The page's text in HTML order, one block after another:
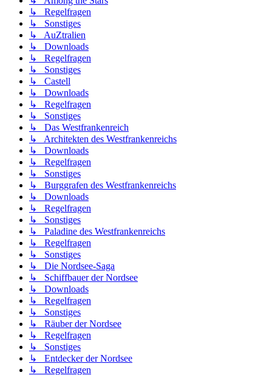
↳ Regelfragen
↳ Sonstiges
↳ AuZtralien
↳ Downloads
↳ Regelfragen
↳ Sonstiges
↳ Castell
↳ Downloads
↳ Regelfragen
↳ Sonstiges
↳ Das Westfrankenreich
↳ Architekten des Westfrankenreichs
↳ Downloads
↳ Regelfragen
↳ Sonstiges
↳ Burggrafen des Westfrankenreichs
↳ Downloads
↳ Regelfragen
↳ Sonstiges
↳ Paladine des Westfrankenreichs
↳ Regelfragen
↳ Sonstiges
↳ Die Nordsee-Saga
↳ Schiffbauer der Nordsee
↳ Downloads
↳ Regelfragen
↳ Sonstiges
↳ Räuber der Nordsee
↳ Regelfragen
↳ Sonstiges
↳ Entdecker der Nordsee
↳ Regelfragen